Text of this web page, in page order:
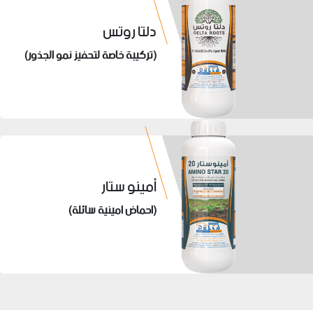
دلتا روتس
(تركيبة خاصة لتحفيز نمو الجذور)
أمينو ستار
(احماض امينية سائلة)